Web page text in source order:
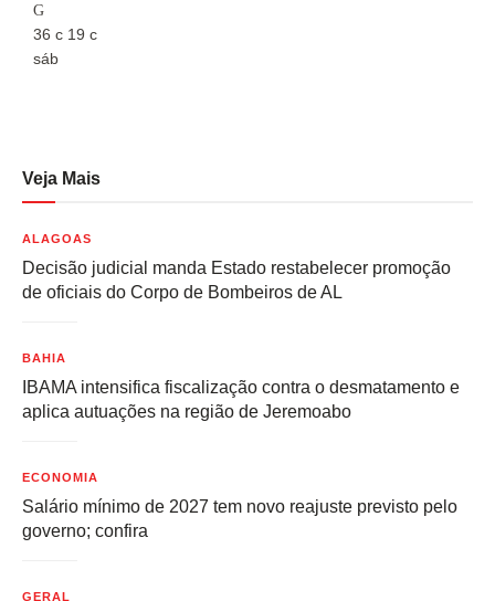
36 c 19 c
sáb
Veja Mais
ALAGOAS
Decisão judicial manda Estado restabelecer promoção
de oficiais do Corpo de Bombeiros de AL
BAHIA
IBAMA intensifica fiscalização contra o desmatamento e
aplica autuações na região de Jeremoabo
ECONOMIA
Salário mínimo de 2027 tem novo reajuste previsto pelo
governo; confira
GERAL